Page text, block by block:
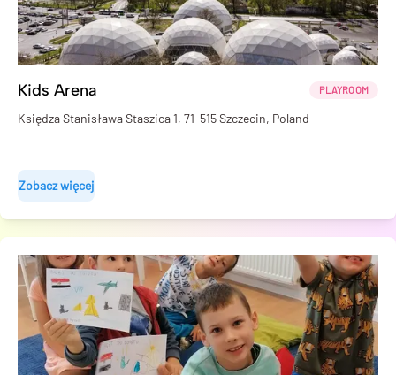
Kids Arena PLAYROOM
Księdza Stanisława Staszica 1, 71-515 Szczecin, Poland
Zobacz więcej